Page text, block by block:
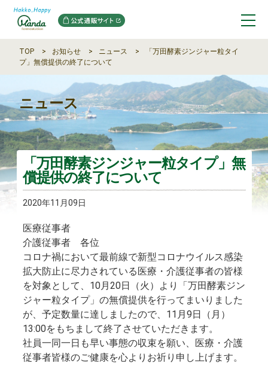
TOP お知らせ ニュース
「万田酵素ジンジャー粒タイ
プ」無償提供の終了について
ニュース
「万田酵素ジンジャー粒タイプ」無
償提供の終了について
2020年11月09日
医療従事者
介護従事者 各位
コロナ禍において最前線で新型コロナウイルス感染
拡大防止に尽力されている医療・介護従事者の皆様
を対象として、10月20日（火）より「万田酵素ジン
ジャー粒タイプ」の無償提供を行ってまいりました
が、予定数量に達しましたので、11月9日（月）
13:00をもちまして終了させていただきます。
社員一同一日も早い事態の収束を願い、医療・介護
従事者皆様のご健康を心よりお祈り申し上げます。